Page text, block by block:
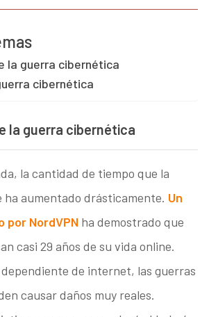
la guerra cibernética
cibernética
la guerra cibernética
la cantidad de tiempo que la
ha aumentado drásticamente. Un
por NordVPNha demostrado que
casi 29 años de su vida online.
de internet, las guerras
causar daños muy reales.